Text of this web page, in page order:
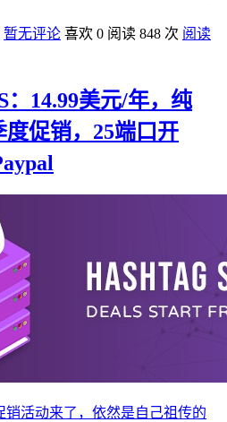
暂无评论 喜欢 0 阅读 848 次 阅读
：14.99美元/年，纯
度促销，25端口开
销活动来了，依然是自己祖传的